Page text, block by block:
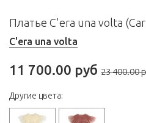
Платье C'era una volta
C'era una volta
11 700.00 руб 23 400.00
Другие цвета: